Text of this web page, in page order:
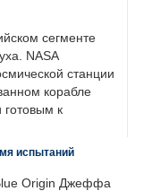
сегменте
NASA
станции
корабле
к
испытаний
Origin Джеффа